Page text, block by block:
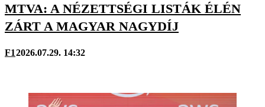
MTVA: A NÉZETTSÉGI LISTÁK ÉLÉN
ZÁRT A MAGYAR NAGYDÍJ
F12026.07.29. 14:32